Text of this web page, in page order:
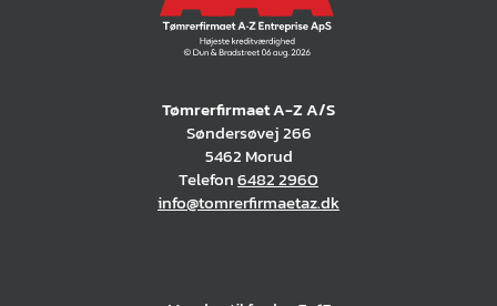
Tømrerfirmaet A-Z A/S
Søndersøvej 266
5462 Morud
Telefon6482 2960
info@tomrerfirmaetaz.dk